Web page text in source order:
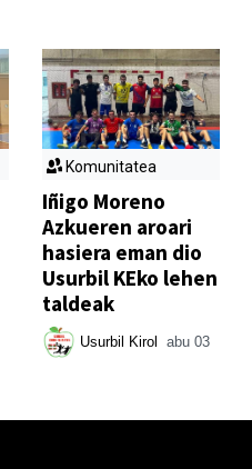
Komunitatea
Iñigo Moreno
Azkueren aroari
hasiera eman dio
Usurbil KEko lehen
taldeak
Usurbil Kirol abu 03